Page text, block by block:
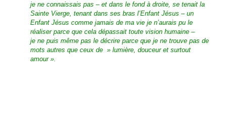
je ne connaissais pas – et dans le fond à droite, se tenait la
Sainte Vierge, tenant dans ses bras l’Enfant Jésus – un
Enfant Jésus comme jamais de ma vie je n’aurais pu le
réaliser parce que cela dépassait toute vision humaine –
je ne puis même pas le décrire parce que je ne trouve pas de
mots autres que ceux de » lumière, douceur et surtout
amour ».